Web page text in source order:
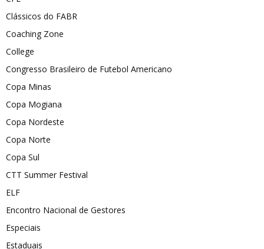
Clássicos do FABR
Coaching Zone
College
Congresso Brasileiro de Futebol Americano
Copa Minas
Copa Mogiana
Copa Nordeste
Copa Norte
Copa Sul
CTT Summer Festival
ELF
Encontro Nacional de Gestores
Especiais
Estaduais